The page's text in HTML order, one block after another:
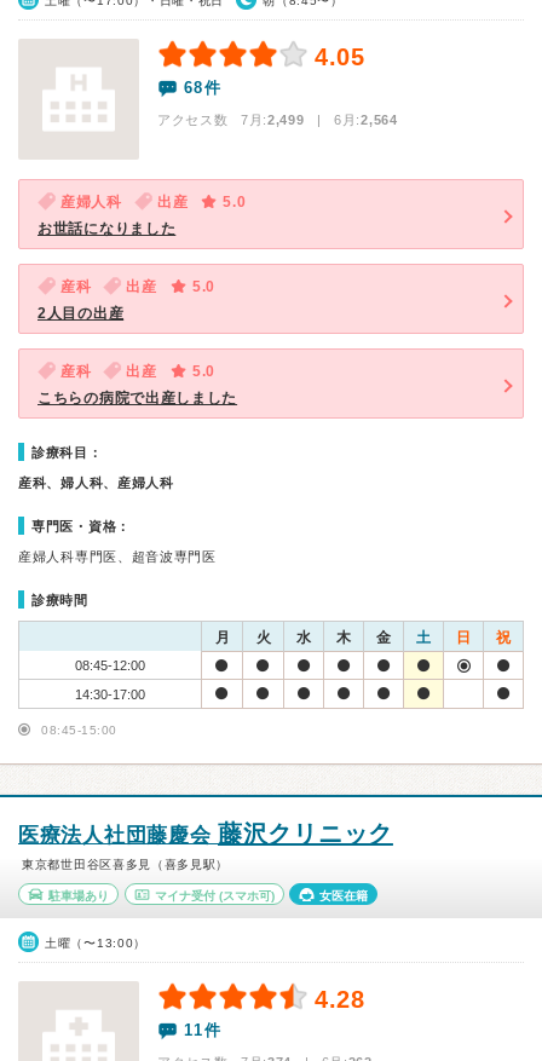
4.05
68件
アクセス数 7月:2,499 | 6月:2,564
産婦人科 出産
5.0
お世話になりました
産科 出産
5.0
2人目の出産
産科 出産
5.0
こちらの病院で出産しました
診療科目：
産科、婦人科、産婦人科
専門医・資格：
産婦人科専門医、超音波専門医
診療時間
月 火 水 木 金 土 日 祝
08:45-12:00
14:30-17:00
08:45-15:00
医療法人社団藤慶会 藤沢クリニック
東京都世田谷区喜多見（喜多見駅）
駐車場あり マイナ受付(スマホ可) 女医在籍
土曜（〜13:00）
4.28
11件